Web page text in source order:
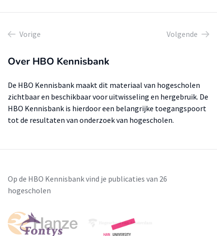
Vorige Volgende
Over HBO Kennisbank
De HBO Kennisbank maakt dit materiaal van hogescholen
zichtbaar en beschikbaar voor uitwisseling en hergebruik. De
HBO Kennisbank is hierdoor een belangrijke toegangspoort
tot de resultaten van onderzoek van hogescholen.
Op de HBO Kennisbank vind je publicaties van 26
hogescholen